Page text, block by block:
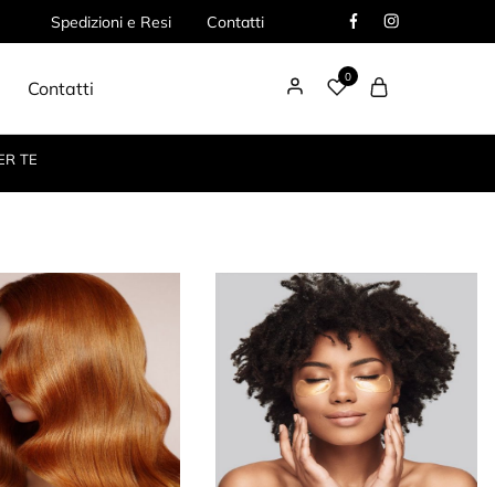
Spedizioni e Resi Contatti
Contatti
0
TE